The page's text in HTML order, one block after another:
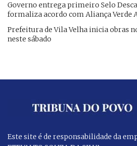
Governo entrega primeiro Selo
formaliza acordo com Aliança Verde
​Prefeitura de Vila Velha inicia obras
neste sábado
Este site é de responsabilidade da